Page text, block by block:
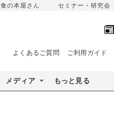
食の本屋さん セミナー・研究会
よくあるご質問 ご利用ガイド
メディア もっと見る